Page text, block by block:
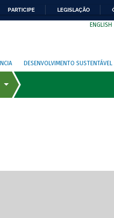
PARTICIPE LEGISLAÇÃO
ENGLISH
DESENVOLVIMENTO SUSTENTÁVEL
de